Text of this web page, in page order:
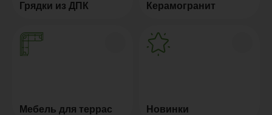
Грядки из ДПК Керамогранит
Мебель для террас Новинки